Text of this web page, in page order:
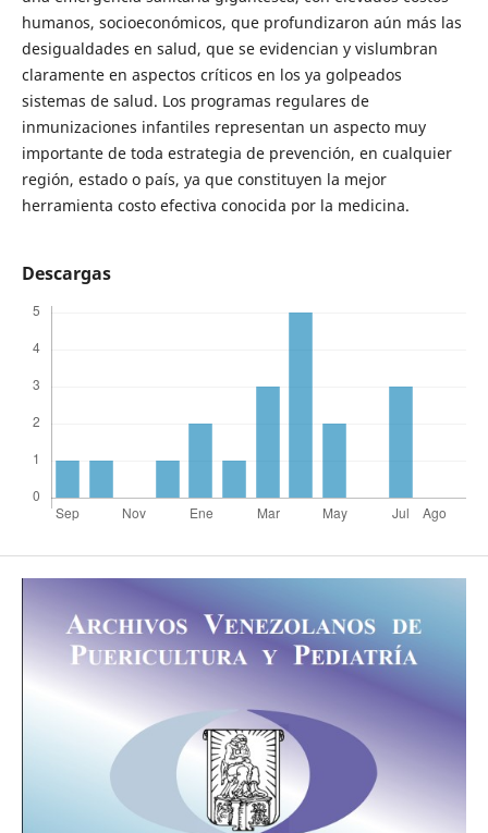
humanos, socioeconómicos, que profundizaron aún más las
desigualdades en salud, que se evidencian y vislumbran
claramente en aspectos críticos en los ya golpeados
sistemas de salud. Los programas regulares de
inmunizaciones infantiles representan un aspecto muy
importante de toda estrategia de prevención, en cualquier
región, estado o país, ya que constituyen la mejor
herramienta costo efectiva conocida por la medicina.
Descargas